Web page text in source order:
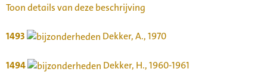
Toon details van deze beschrijving
1493 Dekker, A., 1970
1494 Dekker, H., 1960-1961